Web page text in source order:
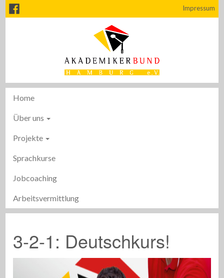
Impressum
Home
Über uns
Projekte
Sprachkurse
Jobcoaching
Arbeitsvermittlung
3-2-1: Deutschkurs!